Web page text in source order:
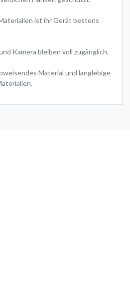
ist ihr Gerät bestens
Kamera bleiben voll zugänglich.
Material und langlebige